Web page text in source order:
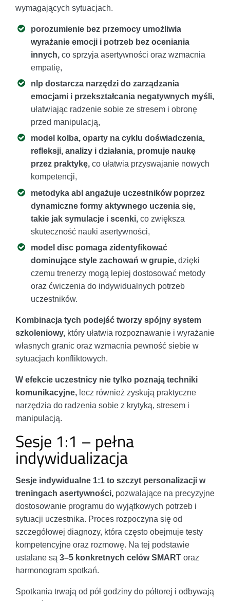
wymagających sytuacjach.
porozumienie bez przemocy umożliwia
wyrażanie emocji i potrzeb bez oceniania
innych, co sprzyja asertywności oraz wzmacnia
empatię,
nlp dostarcza narzędzi do zarządzania
emocjami i przekształcania negatywnych myśli,
ułatwiając radzenie sobie ze stresem i obronę
przed manipulacją,
model kolba, oparty na cyklu doświadczenia,
refleksji, analizy i działania, promuje naukę
przez praktykę, co ułatwia przyswajanie nowych
kompetencji,
metodyka abl angażuje uczestników poprzez
dynamiczne formy aktywnego uczenia się,
takie jak symulacje i scenki, co zwiększa
skuteczność nauki asertywności,
model disc pomaga zidentyfikować
dominujące style zachowań w grupie, dzięki
czemu trenerzy mogą lepiej dostosować metody
oraz ćwiczenia do indywidualnych potrzeb
uczestników.
Kombinacja tych podejść tworzy spójny system
szkoleniowy, który ułatwia rozpoznawanie i wyrażanie
własnych granic oraz wzmacnia pewność siebie w
sytuacjach konfliktowych.
W efekcie uczestnicy nie tylko poznają techniki
komunikacyjne, lecz również zyskują praktyczne
narzędzia do radzenia sobie z krytyką, stresem i
manipulacją.
Sesje 1:1 – pełna
indywidualizacja
Sesje indywidualne 1:1 to szczyt personalizacji w
treningach asertywności, pozwalające na precyzyjne
dostosowanie programu do wyjątkowych potrzeb i
sytuacji uczestnika. Proces rozpoczyna się od
szczegółowej diagnozy, która często obejmuje testy
kompetencyjne oraz rozmowę. Na tej podstawie
ustalane są 3–5 konkretnych celów SMART oraz
harmonogram spotkań.
Spotkania trwają od pół godziny do półtorej i odbywają